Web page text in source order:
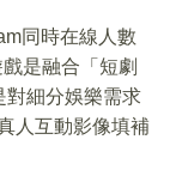
同時在線人數
是融合「短劇
對細分娛樂需求
人互動影像填補